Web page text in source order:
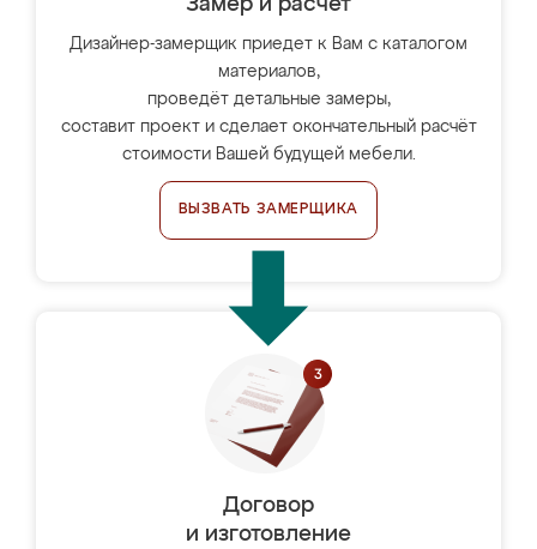
Замер и расчет
Дизайнер-замерщик приедет к Вам с каталогом
материалов,
проведёт детальные замеры,
составит проект и сделает окончательный расчёт
стоимости Вашей будущей мебели.
ВЫЗВАТЬ ЗАМЕРЩИКА
Договор
и изготовление